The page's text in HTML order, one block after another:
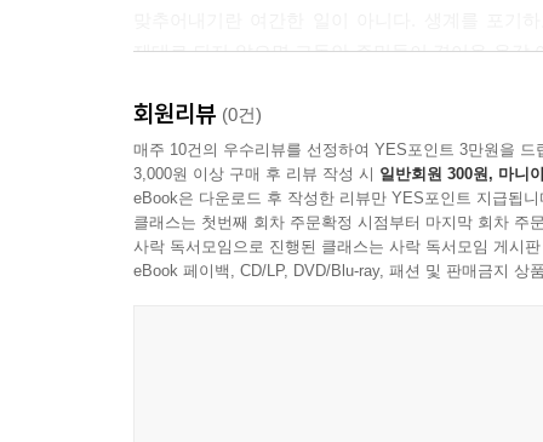
제대로 되지 않으면 그동안 주민들이 겪어온 온갖
《구럼비를 사랑한 별이의 노래》는 강정에 발
담아낸 동화이다. 김선우 시인이 그간 콘서트
아름다운 모습”을 작품 속에 오롯이 살려냈다.
주인공 한별이는 변해가는 마을과 폭파되는 구
눈에 비친 세상은 너무나 어렵고 이해되지 않는
회원리뷰 (0건)
매주 10건의 우수리뷰를 선정하여 YES포인트 3만원을 드
3,000원 이상 구매 후 리뷰 작성 시 일반회원 300원, 마니
eBook은 다운로드 후 작성한 리뷰만 YES포인트 지급됩니
클래스는 첫번째 회차 주문확정 시점부터 마지막 회차 주
사락 독서모임으로 진행된 클래스는 사락 독서모임 게시
eBook 페이백, CD/LP, DVD/Blu-ray, 패션 및 판매금지 상